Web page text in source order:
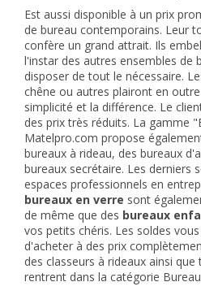
Est aussi disponible à un prix
de bureau contemporains. Leur
confère un grand attrait. Ils
l'instar des autres ensembles de
disposer de tout le nécessaire.
chêne ou autres plairont en
simplicité et la différence. Le
des prix très réduits. La gamme
Matelpro.com propose
bureaux à rideau, des bureaux
bureaux secrétaire. Les derniers
espaces professionnels en
bureaux en verre sont
de même que des bureaux
vos petits chéris. Les soldes
d'acheter à des prix
des classeurs à rideaux ainsi
rentrent dans la catégorie